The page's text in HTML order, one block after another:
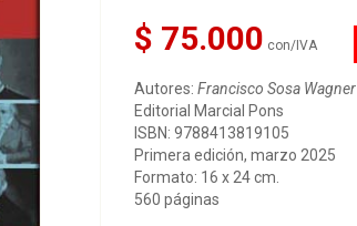
$ 75.000 con/IVA
Autores: Francisco Sosa Wagner
Editorial Marcial Pons
ISBN: 9788413819105
Primera edición, marzo 2025
Formato: 16 x 24 cm.
560 páginas